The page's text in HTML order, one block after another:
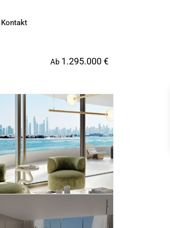
Kontakt
Ab 1.295.000 €